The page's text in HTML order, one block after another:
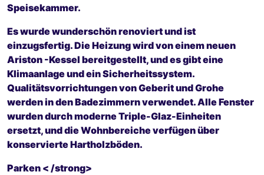
Speisekammer.
Es wurde wunderschön renoviert und ist
einzugsfertig. Die Heizung wird von einem neuen
Ariston -Kessel bereitgestellt, und es gibt eine
Klimaanlage und ein Sicherheitssystem.
Qualitätsvorrichtungen von Geberit und Grohe
werden in den Badezimmern verwendet. Alle Fenster
wurden durch moderne Triple-Glaz-Einheiten
ersetzt, und die Wohnbereiche verfügen über
konservierte Hartholzböden.
Parken < /strong>